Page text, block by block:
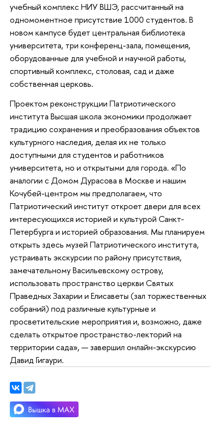
учебный комплекс НИУ ВШЭ, рассчитанный на
одномоментное присутствие 1000 студентов. В
новом кампусе будет центральная библиотека
университета, три конференц-зала, помещения,
оборудованные для учебной и научной работы,
спортивный комплекс, столовая, сад и даже
собственная церковь.
Проектом реконструкции Патриотического
института Высшая школа экономики продолжает
традицию сохранения и преобразования объектов
культурного наследия, делая их не только
доступными для студентов и работников
университета, но и открытыми для города. «По
аналогии с Домом Дурасова в Москве и нашим
Кочубей-центром мы предполагаем, что
Патриотический институт откроет двери для всех
интересующихся историей и культурой Санкт-
Петербурга и историей образования. Мы планируем
открыть здесь музей Патриотического института,
устраивать экскурсии по району присутствия,
замечательному Васильевскому острову,
использовать пространство церкви Святых
Праведных Захарии и Елисаветы (зал торжественных
собраний) под различные культурные и
просветительские мероприятия и, возможно, даже
сделать открытое пространство-лекторий на
территории сада», — завершил онлайн-экскурсию
Давид Гигаури.